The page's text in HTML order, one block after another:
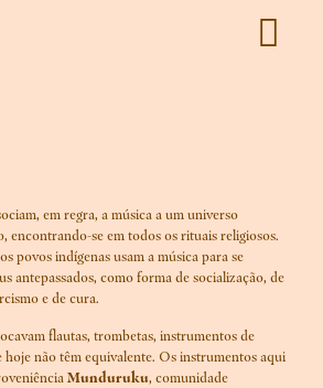
em regra, a música a um universo
encontrando-se em todos os rituais religiosos.
povos indígenas usam a música para se
antepassados, como forma de socialização, de
e de cura.
flautas, trombetas, instrumentos de
hoje não têm equivalente. Os instrumentos aqui
Munduruku, comunidade